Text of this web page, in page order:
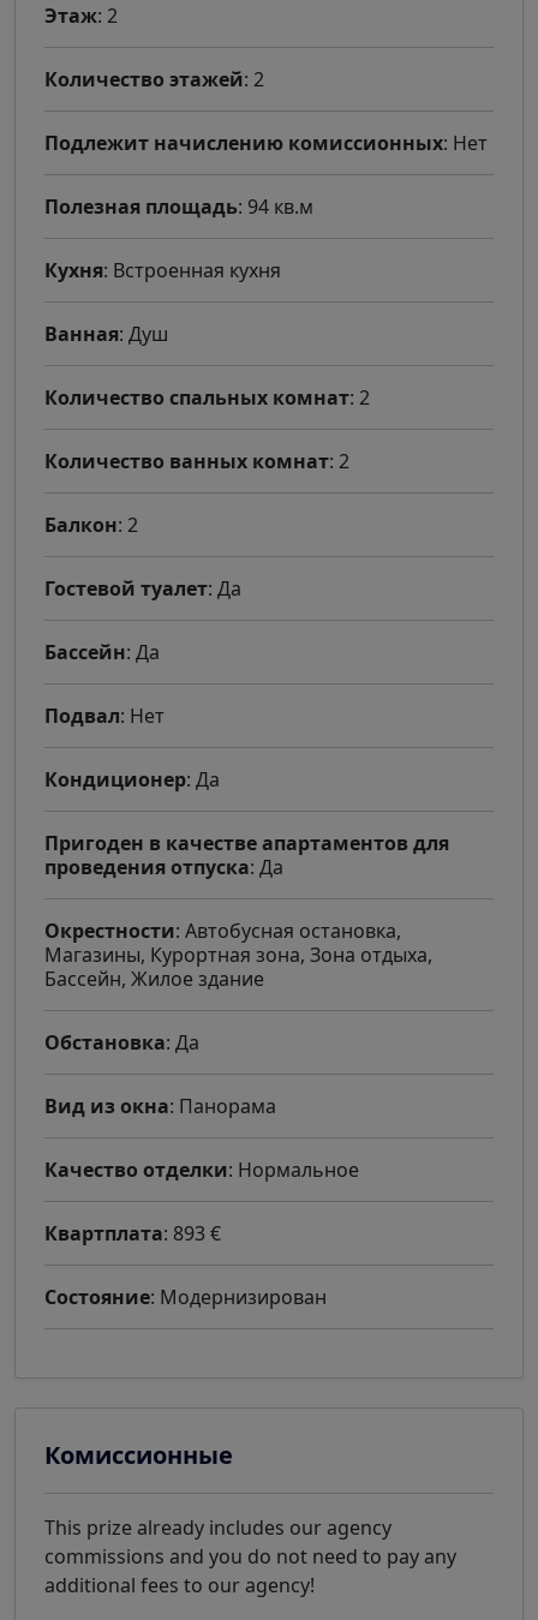
Этаж: 2
Количество этажей: 2
Подлежит начислению комиссионных: Нет
Полезная площадь: 94 кв.м
Кухня: Встроенная кухня
Ванная: Душ
Количество спальных комнат: 2
Количество ванных комнат: 2
Балкон: 2
Гостевой туалет: Да
Бассейн: Да
Подвал: Нет
Кондиционер: Да
Пригоден в качестве апартаментов для
проведения отпуска: Да
Окрестности: Автобусная остановка,
Магазины, Курортная зона, Зона отдыха,
Бассейн, Жилое здание
Обстановка: Да
Вид из окна: Панорама
Качество отделки: Нормальное
Квартплата: 893 €
Состояние: Модернизирован
Комиссионные
This prize already includes our agency
commissions and you do not need to pay any
additional fees to our agency!